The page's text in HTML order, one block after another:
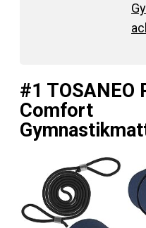
#1 TOSANEO
Comfort